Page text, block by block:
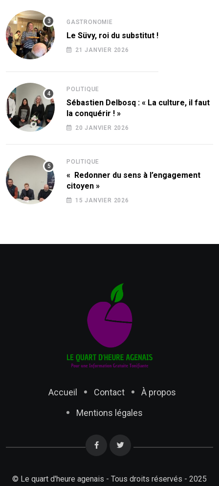
GASTRONOMIE
Le Süvy, roi du substitut !
21 JANVIER 2026
POLITIQUE
Sébastien Delbosq : « La culture, il faut
la conquérir ! »
20 JANVIER 2026
POLITIQUE
« Redonner du sens à l’engagement
citoyen »
15 JANVIER 2026
Accueil Contact
À propos
Mentions légales
© Le quart d'heure agenais - Tous droits réservés - 2025